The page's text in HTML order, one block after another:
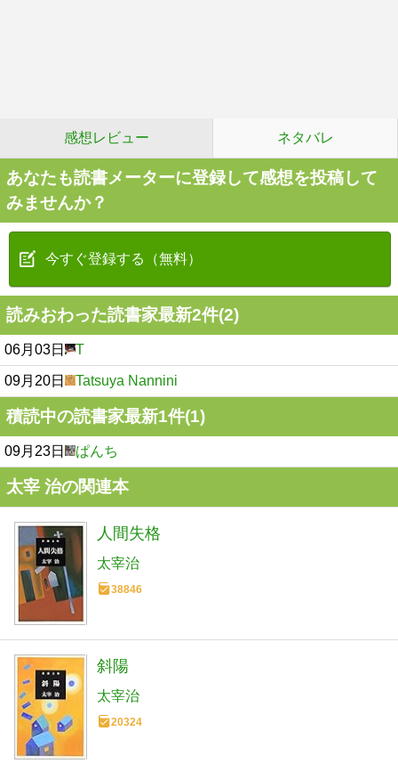
感想レビュー ネタバレ
あなたも読書メーターに登録して感想を投稿して
みませんか？
今すぐ登録する（無料）
読みおわった読書家最新2件(2)
06月03日 T
09月20日 Tatsuya Nannini
積読中の読書家最新1件(1)
09月23日 ぱんち
太宰 治の関連本
人間失格
太宰治
38846
斜陽
太宰治
20324